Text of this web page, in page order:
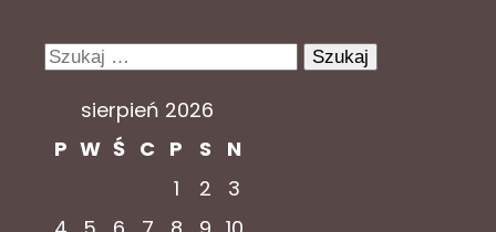
Szukaj:
sierpień 2026
P W Ś C P S
N
1
2
3